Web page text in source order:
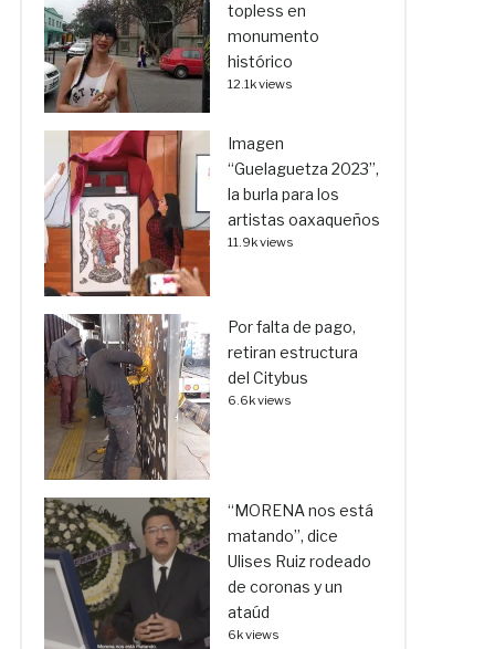
topless en
monumento
histórico
12.1k views
Imagen
“Guelaguetza 2023”,
la burla para los
artistas oaxaqueños
11.9k views
Por falta de pago,
retiran estructura
del Citybus
6.6k views
“MORENA nos está
matando”, dice
Ulises Ruiz rodeado
de coronas y un
ataúd
6k views